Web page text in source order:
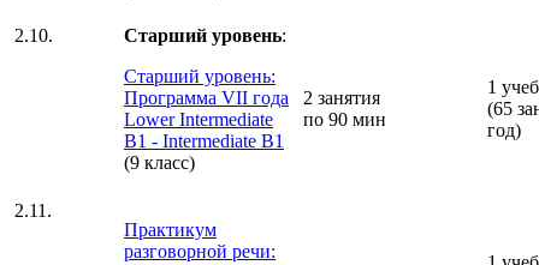
2.10. Старший уровень:
Старший уровень:
Программа VII года
Lower Intermediate
B1 - Intermediate B1
(9 класс)
2 занятия
по 90 мин
1
(65
год)
2.11.
Практикум
разговорной речи: